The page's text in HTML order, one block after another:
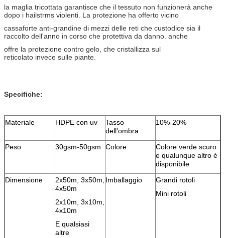
la maglia tricottata garantisce che il tessuto non funzionerà anche
dopo i hailstrms violenti. La protezione ha offerto vicino
cassaforte anti-grandine di mezzi delle reti che custodice sia il
raccolto dell'anno in corso che protettiva da danno. anche
offre la protezione contro gelo, che cristallizza sul
reticolato invece sulle piante.
Specifiche:
Materiale HDPE con uv
Tasso
dell'ombra
10%-20%
Peso 30gsm-50gsm Colore
Colore verde scuro
e qualunque altro è
disponibile
Dimensione
2x50m, 3x50m,
4x50m
2x10m, 3x10m,
4x10m
E qualsiasi
altre
Imballaggio
Grandi rotoli
Mini rotoli